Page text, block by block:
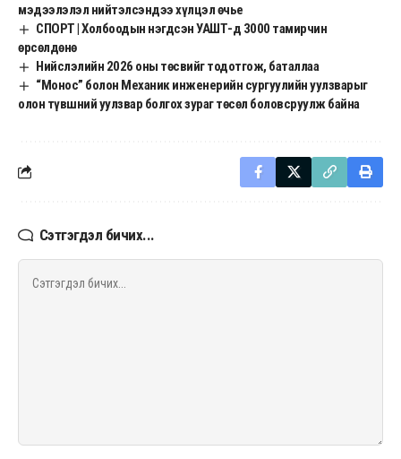
мэдээлэлэл нийтэлсэндээ хүлцэл өчье
СПОРТ | Холбоодын нэгдсэн УАШТ-д 3000 тамирчин
өрсөлдөнө
Нийслэлийн 2026 оны төсвийг тодотгож, баталлаа
“Монос” болон Механик инженерийн сургуулийн уулзварыг
олон түвшний уулзвар болгох зураг төсөл боловсруулж байна
Сэтгэгдэл бичих...